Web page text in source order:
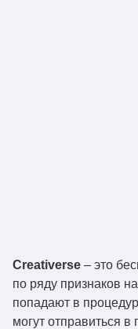
Creativerse – это
по ряду признаков
попадают в
могут отправиться